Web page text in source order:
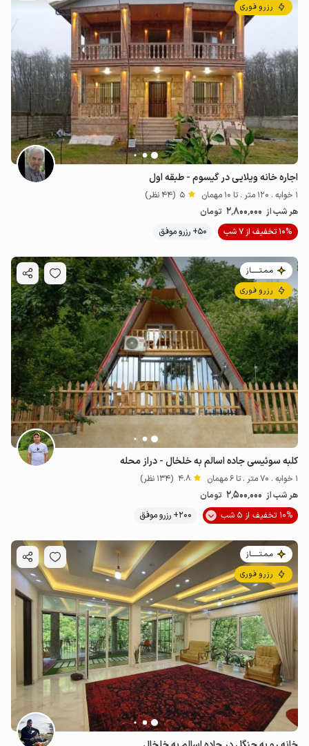
رزرو فوری
اجاره خانه ویلایی در گیسوم - طبقه اول
1 خوابه . 120 متر . تا 10 مهمان 5 (44 نظر)
هر شب از 2٬800٬000 تومان
10% تخفیف از 7 شب
50+ رزرو موفق
مـمـتــــــاز
رزرو فوری
کلبه سوئیسی جاده اسالم به خلخال - دراز محله
1 خوابه . 70 متر . تا 6 مهمان 4.8 (134 نظر)
هر شب از 2٬500٬000 تومان
10% تخفیف از 5 شب
200+ رزرو موفق
مـمـتــــــاز
رزرو فوری